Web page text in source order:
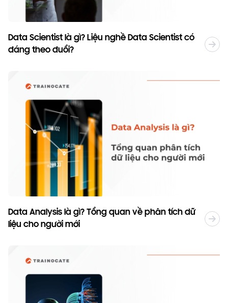
Data Scientist là gì? Liệu nghề Data Scientist có
đáng theo đuổi?
Data Analysis là gì? Tổng quan về phân tích dữ
liệu cho người mới